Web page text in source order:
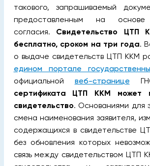
такового, запрашиваемый
предоставленным на основе
согласия. Свидетельство ЦТП
бесплатно, сроком на три года.
о выдаче свидетельств ЦТП ККМ
едином портале
официальной веб-странице
сертификата ЦТП ККМ может
свидетельство. Основаниями для
смена наименования заявителя,
содержащихся в свидетельстве
без обновления которых
связь между свидетельством ЦТП